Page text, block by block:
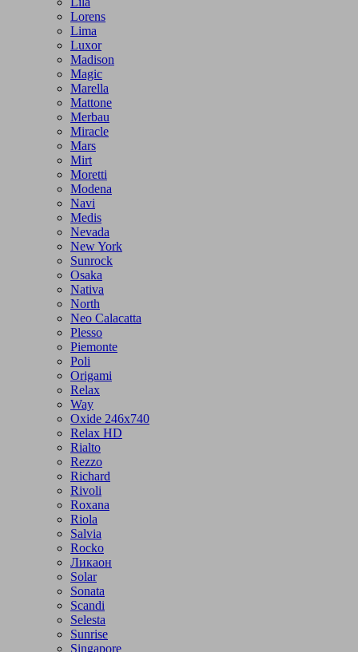
Lorens
Lima
Luxor
Madison
Magic
Marella
Mattone
Merbau
Miracle
Mars
Mirt
Moretti
Modena
Navi
Medis
Nevada
New York
Sunrock
Osaka
Nativa
North
Neo Calacatta
Plesso
Piemonte
Poli
Origami
Relax
Way
Oxide 246x740
Relax HD
Rialto
Rezzo
Richard
Rivoli
Roxana
Riola
Salvia
Rocko
Ликаон
Solar
Sonata
Scandi
Selesta
Sunrise
Singapore